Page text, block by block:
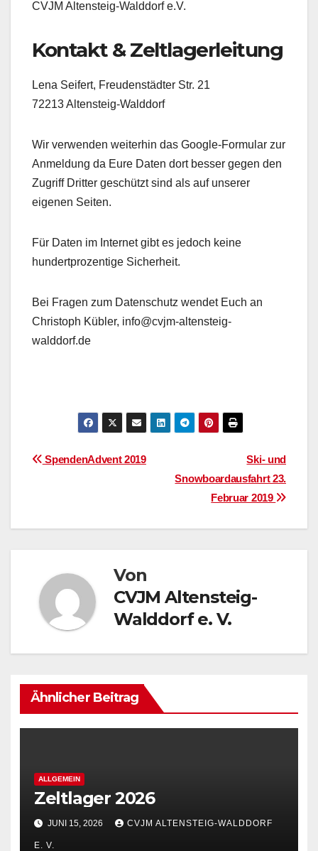
CVJM Altensteig-Walddorf e.V.
Kontakt & Zeltlagerleitung
Lena Seifert, Freudenstädter Str. 21
72213 Altensteig-Walddorf
Wir verwenden weiterhin das Google-Formular zur
Anmeldung da Eure Daten dort besser gegen den
Zugriff Dritter geschützt sind als auf unserer
eigenen Seiten.
Für Daten im Internet gibt es jedoch keine
hundertprozentige Sicherheit.
Bei Fragen zum Datenschutz wendet Euch an
Christoph Kübler, info@cvjm-altensteig-
walddorf.de
Beitragsnavigation
Ski- und
Snowboardausfahrt 23.
Februar 2019
SpendenAdvent 2019
Von
CVJM Altensteig-
Walddorf e. V.
Ähnlicher Beitrag
ALLGEMEIN
Zeltlager 2026
JUNI 15, 2026 CVJM ALTENSTEIG-WALDDORF
E. V.